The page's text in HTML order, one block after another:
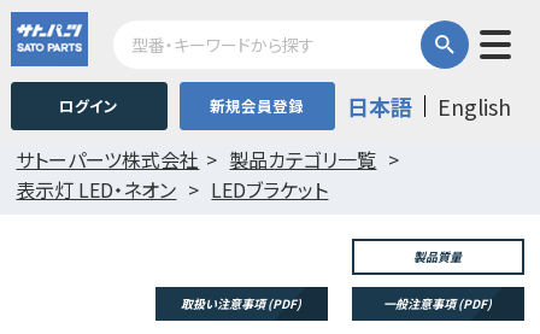
ログイン 新規会員登録 日本語 English
サトーパーツ株式会社
製品カテゴリ一覧
表示灯 LED・ネオン
LEDブラケット
製品質量
取扱い注意事項 (PDF) 一般注意事項 (PDF)